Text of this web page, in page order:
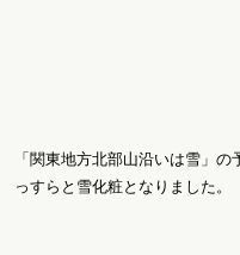
「関東地方北部山沿いは雪」
っすらと雪化粧となりました。